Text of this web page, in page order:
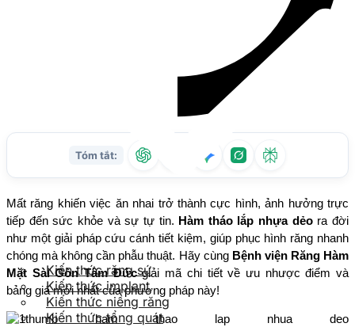
Kiến thức răng sứ
Kiến thức implant
Kiến thức niềng răng
Kiến thức tổng quát
Mất răng khiến việc ăn nhai trở thành cực hình, ảnh hưởng trực
tiếp đến sức khỏe và sự tự tin. Hàm tháo lắp nhựa dẻo ra đời
như một giải pháp cứu cánh tiết kiệm, giúp phục hình răng nhanh
chóng mà không cần phẫu thuật. Hãy cùng Bệnh viện Răng Hàm
Mặt Sài Gòn Tâm Đức giải mã chi tiết về ưu nhược điểm và
bảng giá mới nhất của phương pháp này!